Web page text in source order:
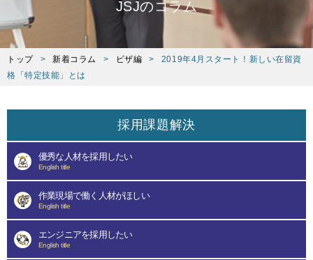
JSJのコラム
トップ 新着コラム ビザ編
2019年4月スタート！新しい在留資
格「特定技能」とは
採用課題解決
優秀な人材を採用したい
English title
作業現場で働く人材がほしい
English title
エンジニアを採用したい
English title